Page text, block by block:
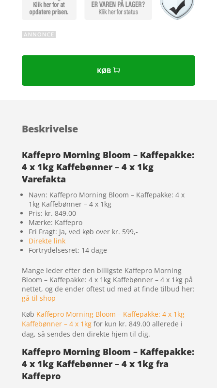
KØB
Beskrivelse
Kaffepro Morning Bloom – Kaffepakke:
4 x 1kg Kaffebønner – 4 x 1kg
Varefakta
Navn: Kaffepro Morning Bloom – Kaffepakke: 4 x
1kg Kaffebønner – 4 x 1kg
Pris: kr. 849.00
Mærke: Kaffepro
Fri Fragt: Ja, ved køb over kr. 599,-
Direkte link
Fortrydelsesret: 14 dage
Mange leder efter den billigste Kaffepro Morning
Bloom – Kaffepakke: 4 x 1kg Kaffebønner – 4 x 1kg på
nettet, og de ender oftest ud med at finde tilbud her:
gå til shop
Køb Kaffepro Morning Bloom – Kaffepakke: 4 x 1kg
Kaffebønner – 4 x 1kgfor kun kr. 849.00 allerede i
dag, så sendes den direkte hjem til dig.
Kaffepro Morning Bloom – Kaffepakke:
4 x 1kg Kaffebønner – 4 x 1kg fra
Kaffepro